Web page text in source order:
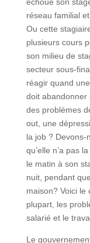
réseau familial
Ou cette
plusieurs cours
son milieu de
secteur sous-
réagir quand
doit abandonner
des problèmes
out, une
la job ? Devons-
qu’elle n’a pas
le matin à son
nuit, pendant
maison? Voici le
plupart, les
salarié et le
Le